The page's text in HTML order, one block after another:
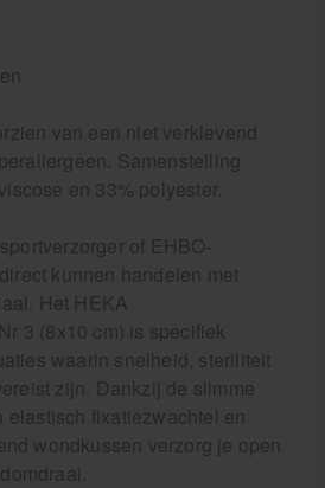
van een niet verklevend
Samenstelling
en 33% polyester.
of EHBO-
kunnen handelen met
Het HEKA
3 (8x10 cm) is specifiek
waarin snelheid, steriliteit
zijn. Dankzij de slimme
elastisch fixatiezwachtel en
wondkussen verzorg je open